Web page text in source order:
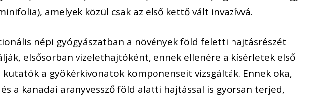
amelyek közül csak az első kettő vált invazívvá.
népi gyógyászatban a növények föld feletti hajtásrészét
elsősorban vizelethajtóként, ennek ellenére a kísérletek első
kutatók a gyökérkivonatok komponenseit vizsgálták. Ennek oka,
a kanadai aranyvessző föld alatti hajtással is gyorsan terjed,